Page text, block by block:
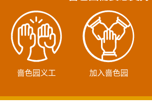
啬色园义工 加入啬色园